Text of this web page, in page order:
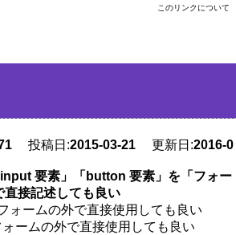
投稿日:2015-03-21 更新日:2016-0
要素」「button 要素」を「フォー
直接記述しても良い
ォームの外で直接使用しても良い
ームの外で直接使用しても良い